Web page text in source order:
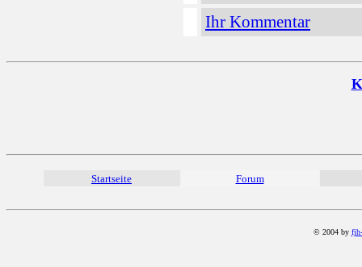
Ihr Kommentar
Startseite Forum
© 2004 by